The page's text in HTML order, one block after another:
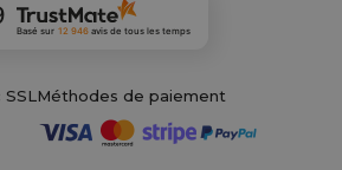
Basé sur 12 946avis de tous les temps
SSLMéthodes de paiement